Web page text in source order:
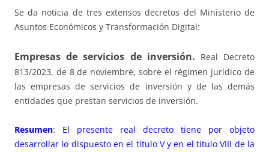
Se da noticia de tres extensos decretos del Ministerio de
Asuntos Económicos y Transformación Digital:
Empresas de servicios de inversión. Real Decreto
813/2023, de 8 de noviembre, sobre el régimen jurídico de
las empresas de servicios de inversión y de las demás
entidades que prestan servicios de inversión.
Resumen: El presente real decreto tiene por objeto
desarrollar lo dispuesto en el título V y en el título VIII de la